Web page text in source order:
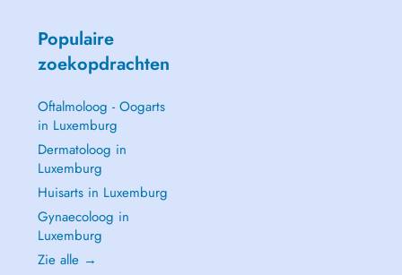
Populaire
zoekopdrachten
Oftalmoloog - Oogarts
in Luxemburg
Dermatoloog in
Luxemburg
Huisarts in Luxemburg
Gynaecoloog in
Luxemburg
Zie alle →